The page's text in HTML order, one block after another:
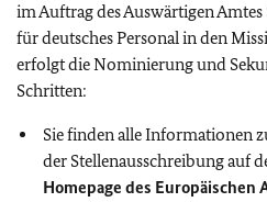
im Auftrag des Auswärtigen
für deutsches Personal in den
erfolgt die Nominierung und
Schritten:
Sie finden alle Informationen
der Stellenausschreibung auf
Homepage des Europäischen